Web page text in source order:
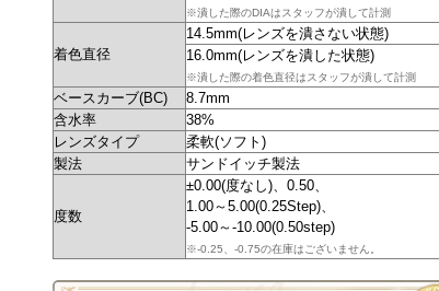
※潰した際のDIAはスタッフが潰して計測
着色直径
14.5mm(レンズを潰さない状態)
16.0mm(レンズを潰した状態)
※潰した際の着色直径はスタッフが潰して計測
ベースカーブ(BC)
8.7mm
含水率
38%
レンズタイプ
柔軟(ソフト)
製法
サンドイッチ製法
度数
±0.00(度なし)、0.50、
1.00～5.00(0.25Step)、
-5.00～-10.00(0.50step)
※-0.25、-0.75の在庫はございません。